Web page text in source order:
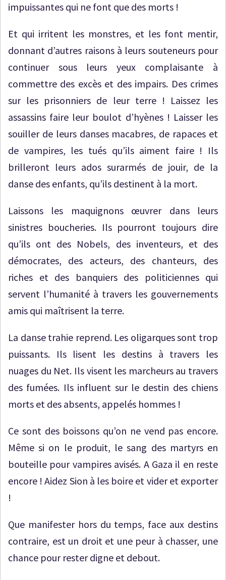
impuissantes qui ne font que des morts !
Et qui irritent les monstres, et les font mentir,
donnant d’autres raisons à leurs souteneurs pour
continuer sous leurs yeux complaisante à
commettre des excès et des impairs. Des crimes
sur les prisonniers de leur terre ! Laissez les
assassins faire leur boulot d’hyènes ! Laisser les
souiller de leurs danses macabres, de rapaces et
de vampires, les tués qu’ils aiment faire ! Ils
brilleront leurs ados surarmés de jouir, de la
danse des enfants, qu’ils destinent à la mort.
Laissons les maquignons œuvrer dans leurs
sinistres boucheries. Ils pourront toujours dire
qu’ils ont des Nobels, des inventeurs, et des
démocrates, des acteurs, des chanteurs, des
riches et des banquiers des politiciennes qui
servent l’humanité à travers les gouvernements
amis qui maîtrisent la terre.
La danse trahie reprend. Les oligarques sont trop
puissants. Ils lisent les destins à travers les
nuages du Net. Ils visent les marcheurs au travers
des fumées. Ils influent sur le destin des chiens
morts et des absents, appelés hommes !
Ce sont des boissons qu’on ne vend pas encore.
Même si on le produit, le sang des martyrs en
bouteille pour vampires avisés. A Gaza il en reste
encore ! Aidez Sion à les boire et vider et exporter
!
Que manifester hors du temps, face aux destins
contraire, est un droit et une peur à chasser, une
chance pour rester digne et debout.